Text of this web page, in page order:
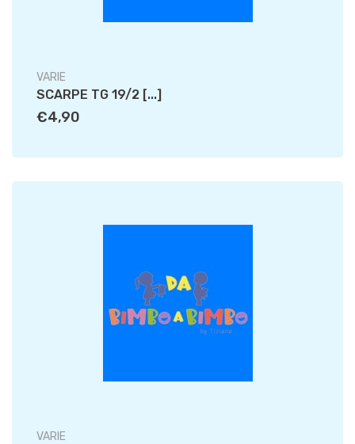
VARIE
SCARPE TG 19/2 [...]
€4,90
VARIE